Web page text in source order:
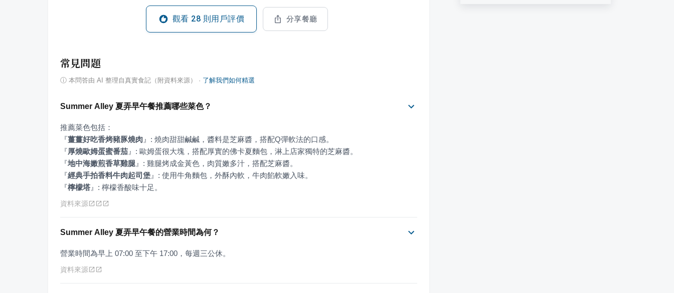
觀看 28 則用戶評價 分享餐廳
常見問題
ⓘ 本問答由 AI 整理自真實食記（附資料來源） · 了解我們如何精選
Summer Alley 夏弄早午餐推薦哪些菜色？
『薑薑好吃香烤豬豚燒肉 』
『厚燒歐姆蛋蜜番茄 』
『地中海嫩煎香草雞腿 』
『經典手拍香料牛肉起司堡 』
『檸檬塔 』 : 檸檬香酸味十足。
資料來源
Summer Alley 夏弄早午餐的營業時間為何？
營業時間為早上 07:00 至下午 17:00，每週三公休。
資料來源